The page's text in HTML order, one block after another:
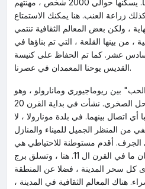
أقيمت الهياكل الأولى لتعزيزها. يسكنها حوالي 2000 شخص ، مهنتهم
زراعة العنب. هنا يمكنك الاستمتاع
، ولكن بعض المعالم الثقافية تنتمي
، من بينها القلعة ، التي تم بناؤها في
عشر. كما تم الحفاظ على كنيسة
القديس يوحنا المعمدان في عصرنا.
بين ريوماجيوري ومانارولو ، وهو
طريق ضيق على طول الساحل الصخري. نشأت في بداية القرن 20
اتصال بينهما. في بلدة مونارولا ، لا
من المنظر الجميل للميناء والمنازل
الجرف. أقدم مستوطنة للاحتياطي هي
فيرنازا ، التي ظهرت في مكان ما في القرن ال 11. هنا ، وتسلق برج
كل سحر المدينة ، فضلا عن المنطقة
هناك المعالم الثقافية في المدينة ،